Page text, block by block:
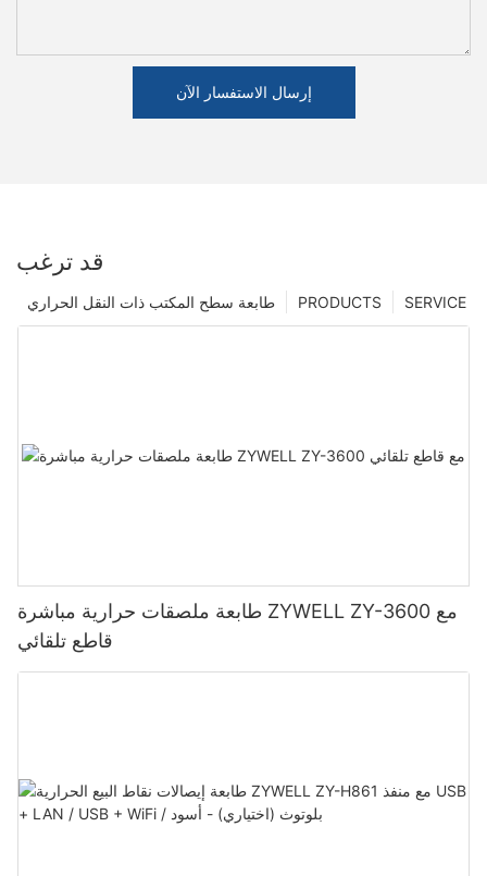
إرسال الاستفسار الآن
قد ترغب
SERVICE
PRODUCTS طابعة سطح المكتب ذات النقل الحراري
طابعة ملصقات حرارية مباشرة ZYWELL ZY-3600 مع
قاطع تلقائي